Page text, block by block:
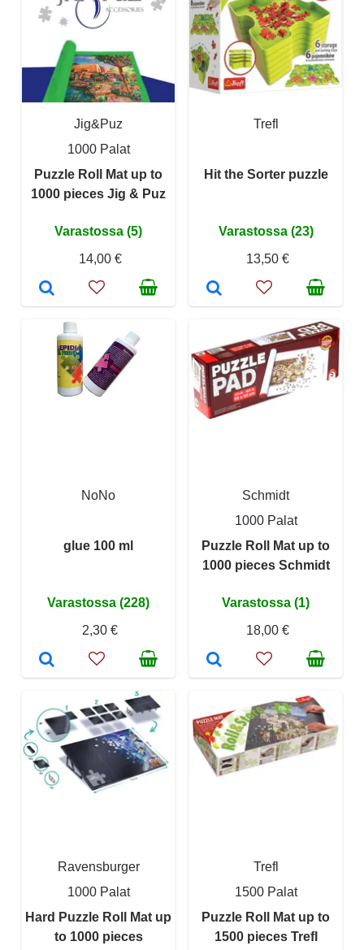
Jig&Puz
1000 Palat
Puzzle Roll Mat up to
1000 pieces Jig & Puz
Varastossa (5)
14,00 €
Trefl
Hit the Sorter puzzle
Varastossa (23)
13,50 €
NoNo
glue 100 ml
Varastossa (228)
2,30 €
Schmidt
1000 Palat
Puzzle Roll Mat up to
1000 pieces Schmidt
Varastossa (1)
18,00 €
Ravensburger
1000 Palat
Hard Puzzle Roll Mat up
to 1000 pieces
Trefl
1500 Palat
Puzzle Roll Mat up to
1500 pieces Trefl